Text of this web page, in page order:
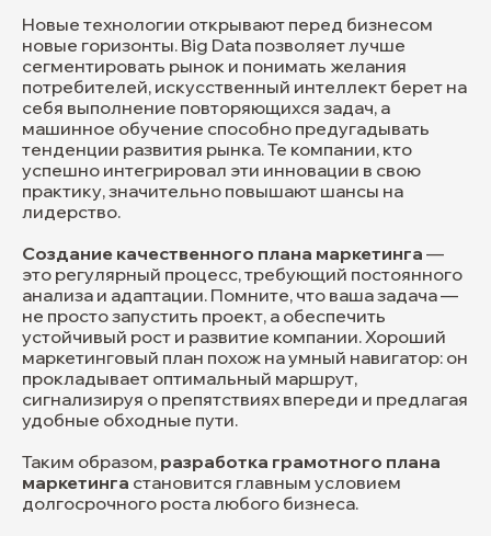
Новые технологии открывают перед бизнесом
новые горизонты. Big Data позволяет лучше
сегментировать рынок и понимать желания
потребителей, искусственный интеллект берет на
себя выполнение повторяющихся задач, а
машинное обучение способно предугадывать
тенденции развития рынка. Те компании, кто
успешно интегрировал эти инновации в свою
практику, значительно повышают шансы на
лидерство.
Создание качественного плана маркетинга —
это регулярный процесс, требующий постоянного
анализа и адаптации. Помните, что ваша задача —
не просто запустить проект, а обеспечить
устойчивый рост и развитие компании. Хороший
маркетинговый план похож на умный навигатор: он
прокладывает оптимальный маршрут,
сигнализируя о препятствиях впереди и предлагая
удобные обходные пути.
Таким образом, разработка грамотного плана
маркетинга становится главным условием
долгосрочного роста любого бизнеса.
Telegram Max
+7 (927) 685-62-92
© 2026 Все права защищены.
ИП Коробка Инна Николаевна
Политика конфиденциальности
Наверх